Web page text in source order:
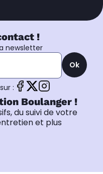
!
newsletter
Ok
:
Boulanger !
du suivi de votre
et plus